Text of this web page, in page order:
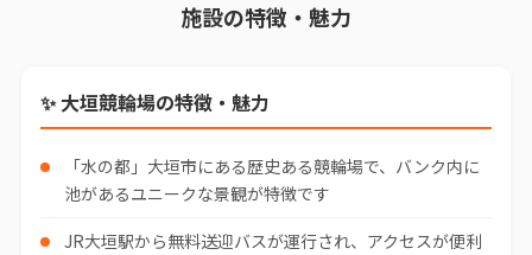
施設の特徴・魅力
✨ 大垣競輪場の特徴・魅力
「水の都」大垣市にある歴史ある競輪場で、バンク内に
池があるユニークな景観が特徴です
JR大垣駅から無料送迎バスが運行され、アクセスが便利